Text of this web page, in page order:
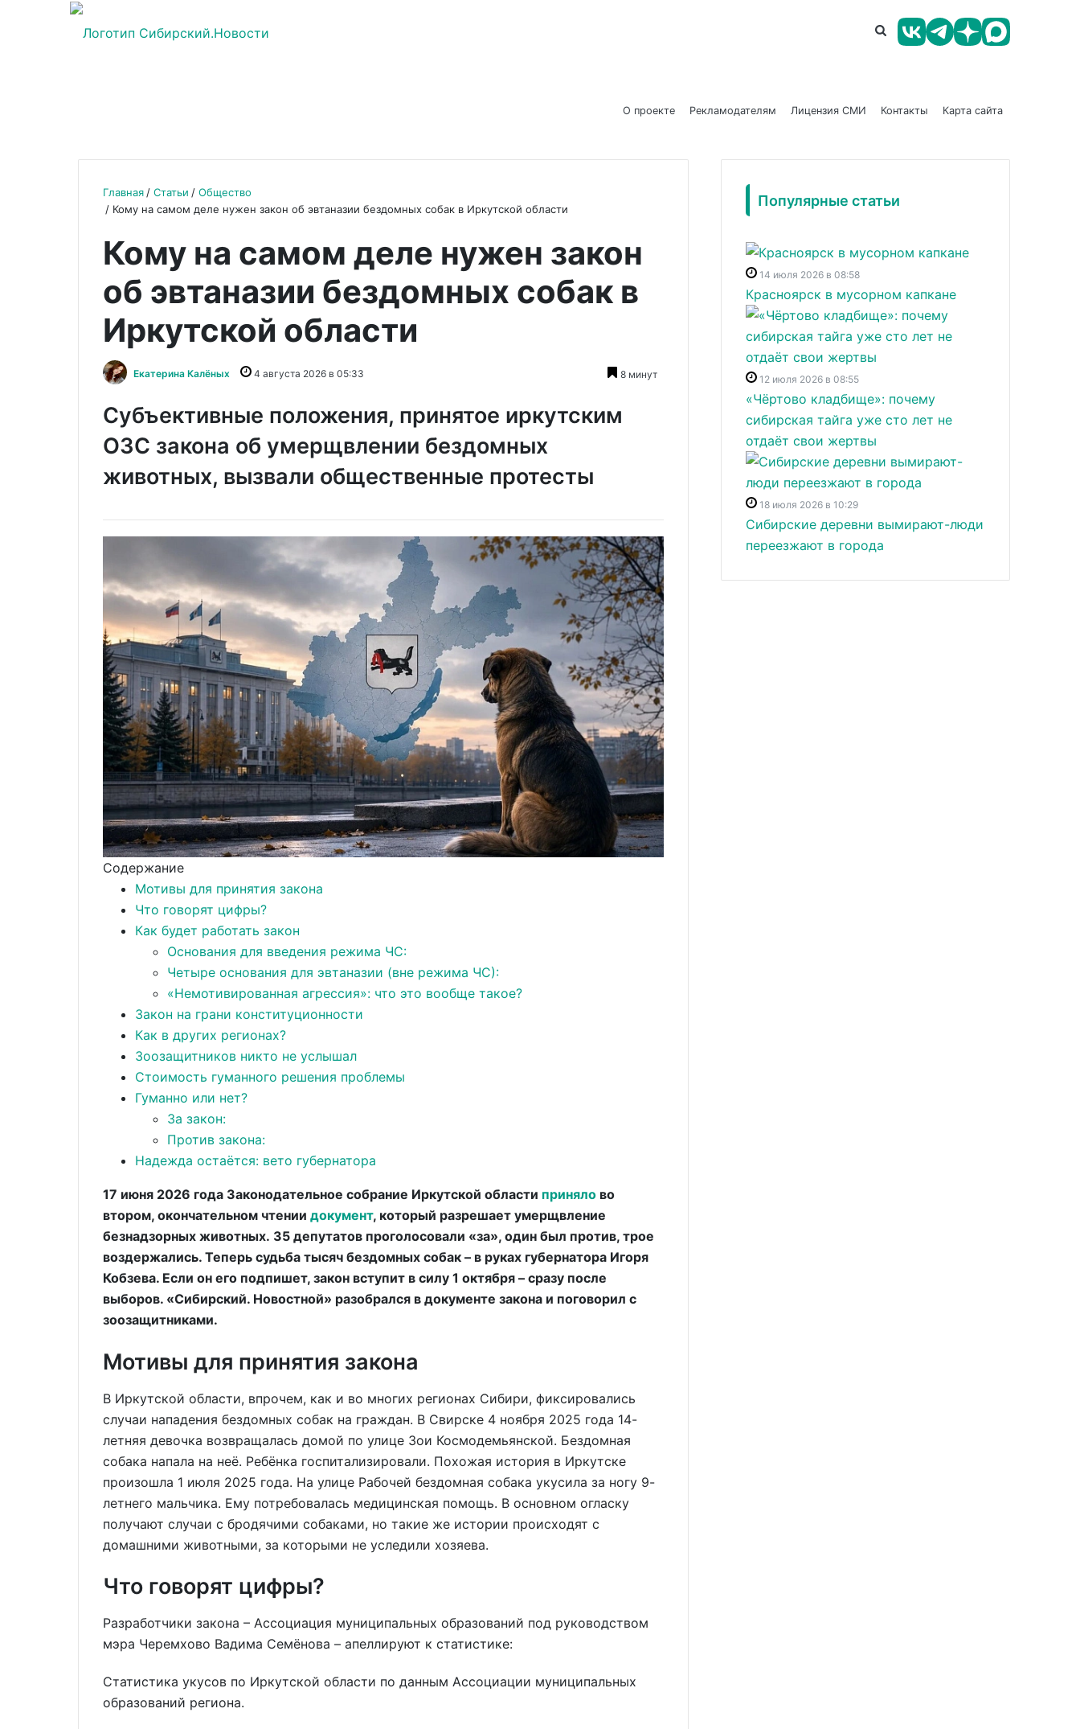
О проекте Рекламодателям Лицензия СМИ Контакты Карта сайта
Главная Статьи
Общество
Кому на самом деле нужен закон об эвтаназии бездомных собак в Иркутской области
Кому на самом деле нужен закон
об эвтаназии бездомных собак в
Иркутской области
Екатерина Калёных 4 августа 2026 в 05:33 8 минут
Субъективные положения, принятое иркутским
ОЗС закона об умерщвлении бездомных
животных, вызвали общественные протесты
Содержание
Мотивы для принятия закона
Что говорят цифры?
Как будет работать закон
Основания для введения режима ЧС:
Четыре основания для эвтаназии (вне режима ЧС):
«Немотивированная агрессия»: что это вообще такое?
Закон на грани конституционности
Как в других регионах?
Зоозащитников никто не услышал
Стоимость гуманного решения проблемы
Гуманно или нет?
За закон:
Против закона:
Надежда остаётся: вето губернатора
17 июня 2026 года Законодательное собрание Иркутской области приняло во
втором, окончательном чтении документ, который разрешает умерщвление
безнадзорных животных. 35 депутатов проголосовали «за», один был против, трое
воздержались. Теперь судьба тысяч бездомных собак – в руках губернатора Игоря
Кобзева. Если он его подпишет, закон вступит в силу 1 октября – сразу после
выборов. «Сибирский. Новостной» разобрался в документе закона и поговорил с
зоозащитниками.
Мотивы для принятия закона
В Иркутской области, впрочем, как и во многих регионах Сибири, фиксировались
случаи нападения бездомных собак на граждан. В Свирске 4 ноября 2025 года 14-
летняя девочка возвращалась домой по улице Зои Космодемьянской. Бездомная
собака напала на неё. Ребёнка госпитализировали. Похожая история в Иркутске
произошла 1 июля 2025 года. На улице Рабочей бездомная собака укусила за ногу 9-
летнего мальчика. Ему потребовалась медицинская помощь. В основном огласку
получают случаи с бродячими собаками, но такие же истории происходят с
домашними животными, за которыми не уследили хозяева.
Что говорят цифры?
Разработчики закона – Ассоциация муниципальных образований под руководством
мэра Черемхово Вадима Семёнова – апеллируют к статистике:
Статистика укусов по Иркутской области по данным Ассоциации муниципальных
образований региона.
Популярные статьи
14 июля 2026 в 08:58
Красноярск в мусорном капкане
12 июля 2026 в 08:55
«Чёртово кладбище»: почему
сибирская тайга уже сто лет не
отдаёт свои жертвы
18 июля 2026 в 10:29
Сибирские деревни вымирают-люди
переезжают в города